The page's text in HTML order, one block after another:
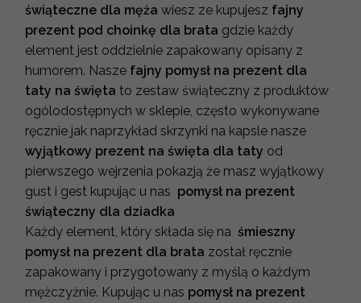
świąteczne dla męża wiesz ze kupujesz fajny
prezent pod choinkę dla brata gdzie każdy
element jest oddzielnie zapakowany opisany z
humorem. Nasze fajny pomysł na prezent dla
taty na święta to zestaw świąteczny z produktów
ogólodostępnych w sklepie, często wykonywane
ręcznie jak naprzykład skrzynki na kapsle nasze
wyjątkowy prezent na święta dla taty od
pierwszego wejrzenia pokazją że masz wyjątkowy
gust i gest kupując u nas pomysł na prezent
świąteczny dla dziadka
Każdy element, który składa się na śmieszny
pomysł na prezent dla brata został ręcznie
zapakowany i przygotowany z myślą o każdym
mężczyżnie. Kupując u nas pomysł na prezent